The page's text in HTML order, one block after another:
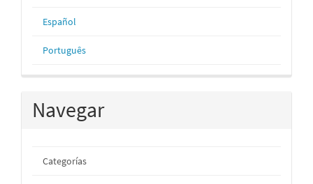
Español
Português
Navegar
Categorías